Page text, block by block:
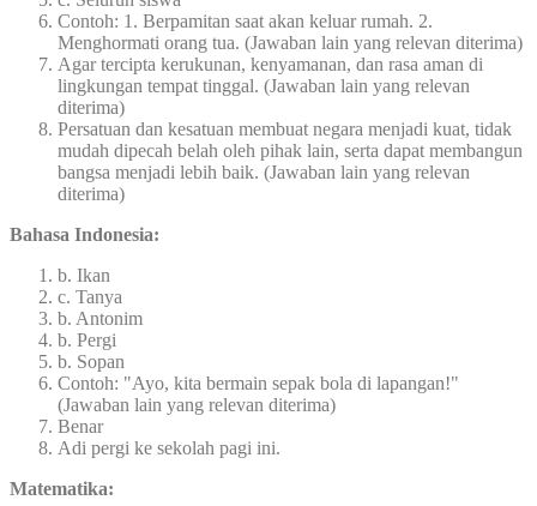
Contoh: 1. Berpamitan saat akan keluar rumah. 2.
Menghormati orang tua. (Jawaban lain yang relevan diterima)
Agar tercipta kerukunan, kenyamanan, dan rasa aman di
lingkungan tempat tinggal. (Jawaban lain yang relevan
diterima)
Persatuan dan kesatuan membuat negara menjadi kuat, tidak
mudah dipecah belah oleh pihak lain, serta dapat membangun
bangsa menjadi lebih baik. (Jawaban lain yang relevan
diterima)
Bahasa Indonesia:
b. Ikan
c. Tanya
b. Antonim
b. Pergi
b. Sopan
Contoh: "Ayo, kita bermain sepak bola di lapangan!"
(Jawaban lain yang relevan diterima)
Benar
Adi pergi ke sekolah pagi ini.
Matematika: